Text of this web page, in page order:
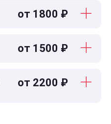
от 1800 ₽
от 1500 ₽
от 2200 ₽